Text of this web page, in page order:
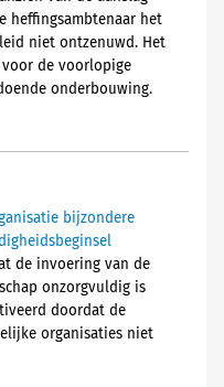
heffingsambtenaar het
niet ontzenuwd. Het
voor de voorlopige
onderbouwing.
bijzondere
de invoering van de
onzorgvuldig is
doordat de
organisaties niet